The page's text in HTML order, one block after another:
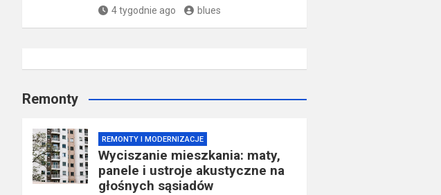
4 tygodnie ago blues
Remonty
REMONTY I MODERNIZACJE
Wyciszanie mieszkania: maty,
panele i ustroje akustyczne na
głośnych sąsiadów